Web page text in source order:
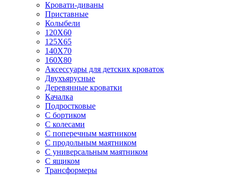
Кровати-диваны
Приставные
Колыбели
120Х60
125X65
140Х70
160Х80
Аксессуары для детских кроваток
Двухъярусные
Деревянные кроватки
Качалка
Подростковые
С бортиком
С колесами
С поперечным маятником
С продольным маятником
С универсальным маятником
С ящиком
Трансформеры